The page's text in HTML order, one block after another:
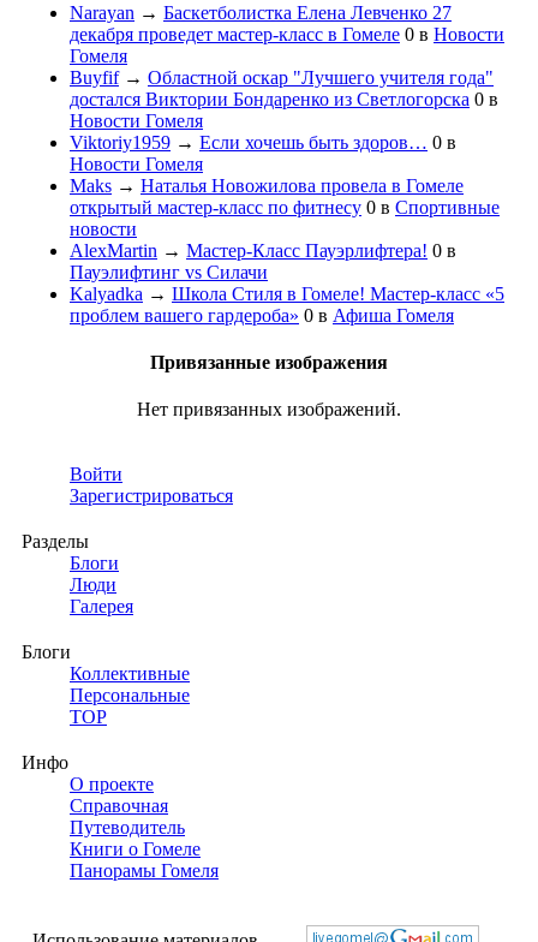
Narayan → Баскетболистка Елена Левченко 27
декабря проведет мастер-класс в Гомеле 0 в Новости
Гомеля
Buyfif→ Областной оскар "Лучшего учителя года"
достался Виктории Бондаренко из Светлогорска 0 в
Новости Гомеля
Viktoriy1959 → Если хочешь быть здоров… 0 в
Новости Гомеля
Maks → Наталья Новожилова провела в Гомеле
открытый мастер-класс по фитнесу 0 в Спортивные
новости
AlexMartin → Мастер-Класс Пауэрлифтера! 0 в
Пауэлифтинг vs Силачи
Kalyadka → Школа Стиля в Гомеле! Мастер-класс «5
проблем вашего гардероба» 0 в Афиша Гомеля
Привязанные изображения
Нет привязанных изображений.
Войти
Зарегистрироваться
Разделы
Блоги
Люди
Галерея
Блоги
Коллективные
Персональные
TOP
Инфо
О проекте
Справочная
Путеводитель
Книги о Гомеле
Панорамы Гомеля